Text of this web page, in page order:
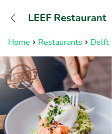
Home Restaurants Delft
LEEF Restaurant